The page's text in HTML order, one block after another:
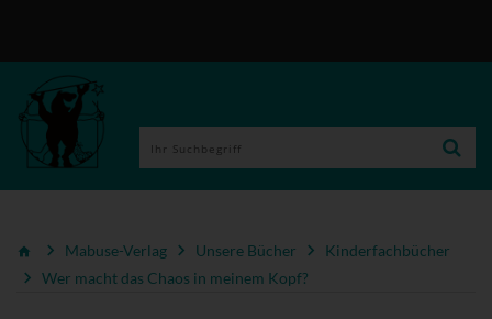
Mabuse-Verlag Unsere Bücher
Kinderfachbücher
Wer macht das Chaos in meinem Kopf?